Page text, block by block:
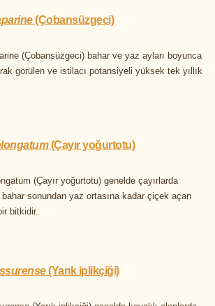
(Çobansüzgeci)
(Çobansüzgeci) bahar ve yaz ayları boyunca
görülen ve istilacı potansiyeli yüksek tek yıllık
(Çayır yoğurtotu)
(Çayır yoğurtotu) genelde çayırlarda
sonundan yaz ortasına kadar çiçek açan
bitkidir.
(Yarık iplikçiği)